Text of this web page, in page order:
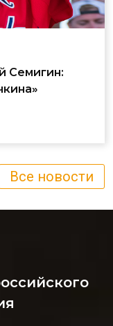
Семигин:
Все новости